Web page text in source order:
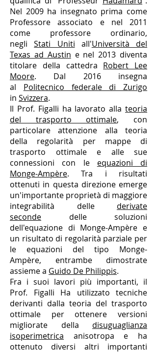
Nel 2009 ha insegnato prima come
Professore associato e nel 2011
come professore ordinario,
negliStati Uniti all'Università del
Texas ad Austin e nel 2013 diventa
titolare della cattedra Robert Lee
Moore. Dal 2016 insegna
al Politecnico federale di Zurigo
in Svizzera.
Il Prof. Figalli ha lavorato alla teoria
del trasporto ottimale, con
particolare attenzione alla teoria
della regolarità per mappe di
trasporto ottimale e alle sue
connessioni con le equazioni di
Monge-Ampère. Tra i risultati
ottenuti in questa direzione emerge
un'importante proprietà di maggiore
integrabilità delle derivate
seconde delle soluzioni
dell'equazione di Monge-Ampère e
un risultato di regolarità parziale per
le equazioni del tipo Monge-
Ampère, entrambe dimostrate
assieme a Guido De Philippis.
Fra i suoi lavori più importanti, il
Prof. Figalli Ha utilizzato tecniche
derivanti dalla teoria del trasporto
ottimale per ottenere versioni
migliorate della disuguaglianza
isoperimetrica anisotropa e ha
ottenuto diversi altri importanti